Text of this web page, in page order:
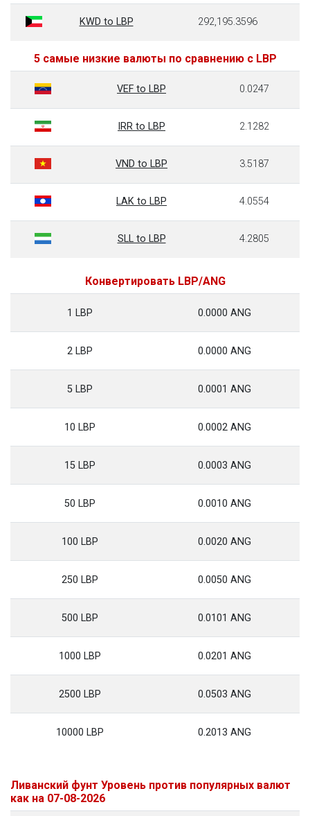
KWD to LBP 292,195.3596
5 самые низкие валюты по сравнению с LBP
VEF to LBP 0.0247
IRR to LBP 2.1282
VND to LBP 3.5187
LAK to LBP 4.0554
SLL to LBP 4.2805
Конвертировать LBP/ANG
1 LBP 0.0000 ANG
2 LBP 0.0000 ANG
5 LBP 0.0001 ANG
10 LBP 0.0002 ANG
15 LBP 0.0003 ANG
50 LBP 0.0010 ANG
100 LBP 0.0020 ANG
250 LBP 0.0050 ANG
500 LBP 0.0101 ANG
1000 LBP 0.0201 ANG
2500 LBP 0.0503 ANG
10000 LBP 0.2013 ANG
Ливанский фунт Уровень против популярных валют
как на 07-08-2026